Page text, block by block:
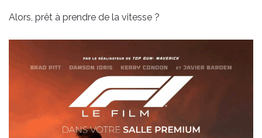
Alors, prêt à prendre de la vitesse ?